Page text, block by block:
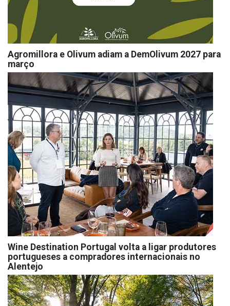
Agromillora e Olivum adiam a DemOlivum 2027 para
março
Wine Destination Portugal volta a ligar produtores
portugueses a compradores internacionais no
Alentejo